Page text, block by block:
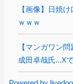
【画像】日焼
ｗｗｗ
【マンガワン
成田卓哉氏...X